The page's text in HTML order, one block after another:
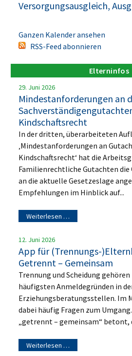
Versorgungsausgleich,
Ganzen Kalender ansehen
RSS-Feed abonnieren
Elterninfos
29. Juni 2026
Mindestanforderungen an
Kindschaftsrecht
In der dritten, überarbeiteten
‚Mindestanforderungen an
Kindschaftsrecht‘ hat die
Familienrechtliche Gutachten
an die aktuelle Gesetzeslage
Empfehlungen im Hinblick auf...
Weiterlesen …
12. Juni 2026
App für (Trennungs-
Getrennt – Gemeinsam
Trennung und Scheidung
häufigsten Anmeldegründen in
Erziehungsberatungsstellen. Im
dabei häufig Fragen zum
„getrennt – gemeinsam“ betont,
Weiterlesen …